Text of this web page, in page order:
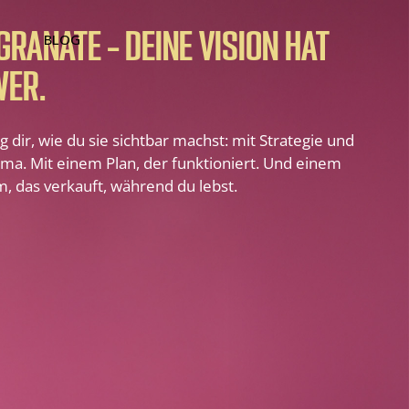
BLOG
– DEINE VISION HAT
dir, wie du sie sichtbar machst: mit Strategie und
Mit einem Plan, der funktioniert. Und einem
das verkauft, während du lebst.